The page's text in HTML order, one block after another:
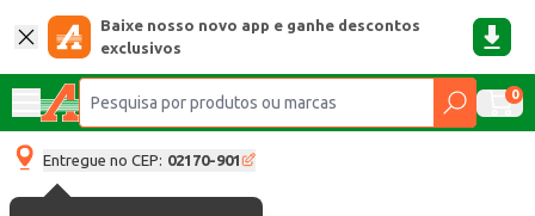
Baixe nosso novo app e ganhe descontos
exclusivos
0
Entregue no CEP: 02170-901